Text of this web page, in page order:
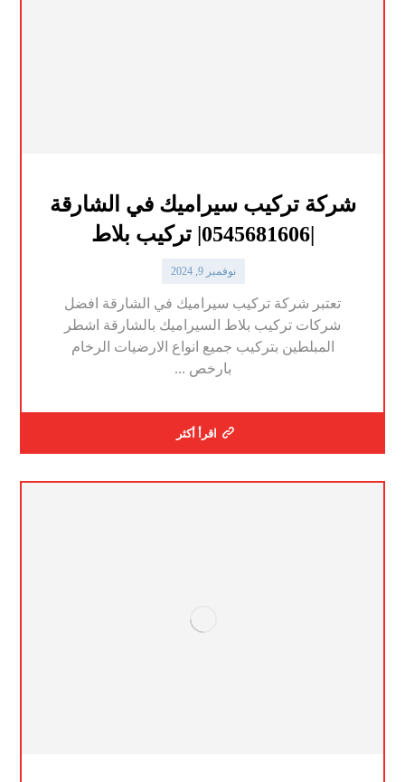
شركة تركيب سيراميك في الشارقة
|0545681606| تركيب بلاط
نوفمبر 9, 2024
تعتبر شركة تركيب سيراميك في الشارقة افضل
شركات تركيب بلاط السيراميك بالشارقة اشطر
المبلطين بتركيب جميع انواع الارضيات الرخام
بارخص ...
اقرأ أكثر